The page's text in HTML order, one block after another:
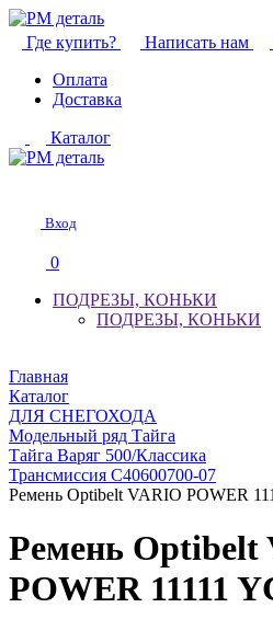
Где купить? Написать нам
Оплата
Доставка
Каталог
Вход
0
ПОДРЕЗЫ, КОНЬКИ
ПОДРЕЗЫ, КОНЬКИ
Главная
Каталог
ДЛЯ СНЕГОХОДА
Модельный ряд Тайга
Тайга Варяг 500/Классика
Трансмиссия С40600700-07
Ремень Optibelt VARIO POWER
Ремень Optibelt
POWER 11111